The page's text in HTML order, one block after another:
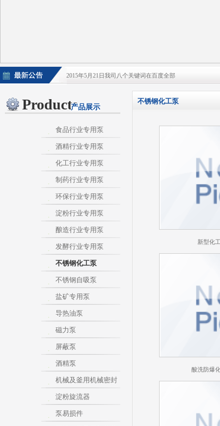
2015年5月21日我司八个关键词在百度全部
2015年5月21日酒泵百度排名上升
淀粉泵|卫生泵|卫生级自吸泵|淀粉旋流器|不
不锈钢自吸泵|不锈钢化工泵|酒泵|酒精泵|淀
热烈庆祝：我司与天长市千秋在线网络服务有限公
Products产品展示
食品行业专用泵
酒精行业专用泵
化工行业专用泵
制药行业专用泵
环保行业专用泵
淀粉行业专用泵
酿造行业专用泵
发酵行业专用泵
不锈钢化工泵
不锈钢自吸泵
盐矿专用泵
导热油泵
磁力泵
屏蔽泵
酒精泵
机械及釜用机械密封
淀粉旋流器
泵易损件
不锈钢化工泵
新型化
酸洗防爆